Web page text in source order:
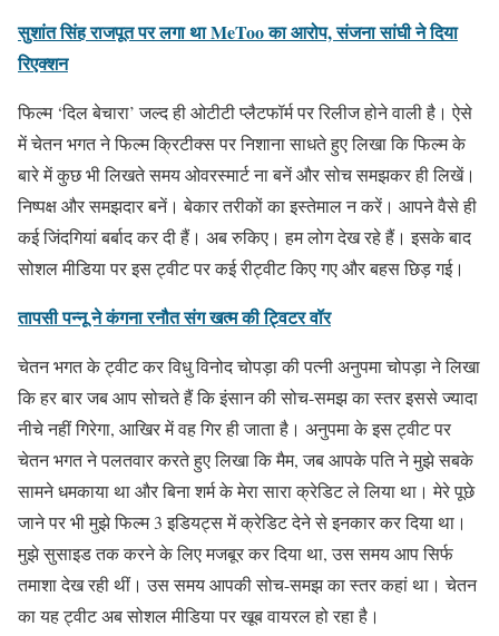
सुशांत सिंह राजपूत पर लगा था MeToo का आरोप, संजना सांघी ने दिया
रिएक्शन
फिल्म ‘दिल बेचारा’ जल्द ही ओटीटी प्लैटफॉर्म पर रिलीज होने वाली है। ऐसे
में चेतन भगत ने फिल्म क्रिटीक्स पर निशाना साधते हुए लिखा कि फिल्म के
बारे में कुछ भी लिखते समय ओवरस्मार्ट ना बनें और सोच समझकर ही लिखें।
निष्पक्ष और समझदार बनें। बेकार तरीकों का इस्तेमाल न करें। आपने वैसे ही
कई जिंदगियां बर्बाद कर दी हैं। अब रुकिए। हम लोग देख रहे हैं। इसके बाद
सोशल मीडिया पर इस ट्वीट पर कई रीट्वीट किए गए और बहस छिड़ गई।
तापसी पन्नू ने कंगना रनौत संग खत्म की ट्विटर वॉर
चेतन भगत के ट्वीट कर विधु विनोद चोपड़ा की पत्नी अनुपमा चोपड़ा ने लिखा
कि हर बार जब आप सोचते हैं कि इंसान की सोच-समझ का स्तर इससे ज्यादा
नीचे नहीं गिरेगा, आखिर में वह गिर ही जाता है। अनुपमा के इस ट्वीट पर
चेतन भगत ने पलतवार करते हुए लिखा कि मैम, जब आपके पति ने मुझे सबके
सामने धमकाया था और बिना शर्म के मेरा सारा क्रेडिट ले लिया था। मेरे पूछे
जाने पर भी मुझे फिल्म 3 इडियट्स में क्रेडिट देने से इनकार कर दिया था।
मुझे सुसाइड तक करने के लिए मजबूर कर दिया था, उस समय आप सिर्फ
तमाशा देख रही थीं। उस समय आपकी सोच-समझ का स्तर कहां था। चेतन
का यह ट्वीट अब सोशल मीडिया पर खूब वायरल हो रहा है।